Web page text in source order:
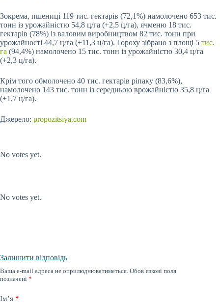
Зокрема, пшениці 119 тис. гектарів (72,1%) намолочено 653 тис.
тонн із урожайністю 54,8 ц/га (+2,5 ц/га), ячменю 18 тис.
гектарів (78%) із валовим виробництвом 82 тис. тонн при
урожайності 44,7 ц/га (+11,3 ц/га). Гороху зібрано з площі 5 тис.
га (94,4%) намолочено 15 тис. тонн із урожайністю 30,4 ц/га
(+2,3 ц/га).
Крім того обмолочено 40 тис. гектарів ріпаку (83,6%),
намолочено 143 тис. тонн із середньою врожайністю 35,8 ц/га
(+1,7 ц/га).
Джерело: propozitsiya.com
No votes yet.
No votes yet.
Залишити відповідь
Ваша e-mail адреса не оприлюднюватиметься. Обов’язкові поля
позначені *
Ім’я *